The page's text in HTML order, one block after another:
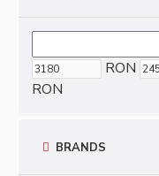
RON
RON
BRANDS